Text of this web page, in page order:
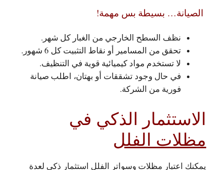
الصيانة… بسيطة بس مهمة!
نظف السطح الخارجي من الغبار كل شهر.
تحقق من المسامير أو نقاط التثبيت كل 6 شهور.
لا تستخدم مواد كيميائية قوية في التنظيف.
في حال وجود تشققات أو بهتان، اطلب صيانة
فورية من الشركة.
الاستثمار الذكي في
مظلات الفلل
يمكنك اعتبار مظلات وسواتر الفلل استثمار ذكي لعدة